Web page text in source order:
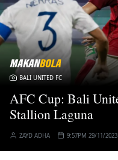
BALI UNITED FC
AFC Cup: Bali
Stallion Laguna
ZAYD ADHA 9:57PM 29/11/2023